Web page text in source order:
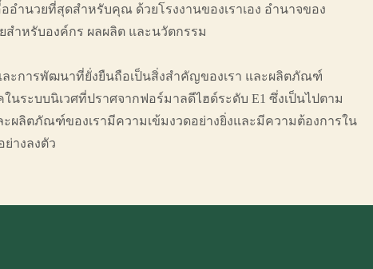
ำนวยที่สุดสำหรับคุณ ด้วยโรงงานของเราเอง อำนาจของ
สำหรับองค์กร ผลผลิต และนวัตกรรม
ะการพัฒนาที่ยั่งยืนถือเป็นสิ่งสำคัญของเรา และผลิตภัณฑ์
นระบบนิเวศที่ปราศจากฟอร์มาลดีไฮด์ระดับ E1 ซึ่งเป็นไปตาม
ผลิตภัณฑ์ของเรามีความเข้มงวดอย่างยิ่งและมีความต้องการใน
ย่างลงตัว